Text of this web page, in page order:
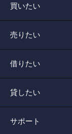
買いたい
売りたい
借りたい
貸したい
サポート